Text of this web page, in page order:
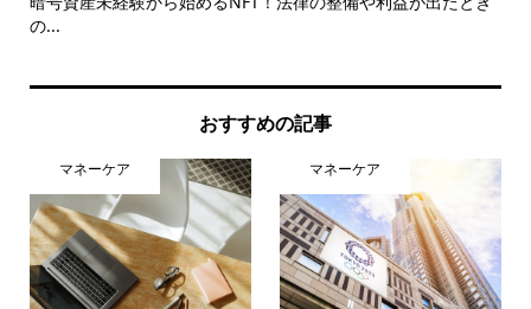
の...
おすすめの記事
マネーケア マネーケア